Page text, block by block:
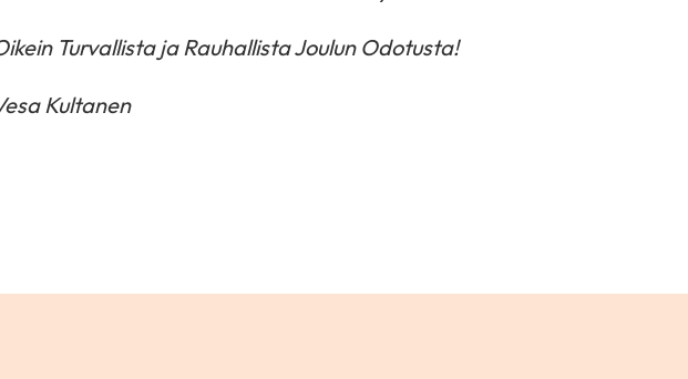
Turvallista ja Rauhallista Joulun Odotusta!
Kultanen